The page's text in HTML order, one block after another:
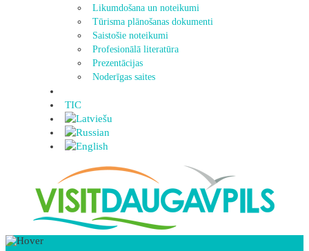
Likumdošana un noteikumi
Tūrisma plānošanas dokumenti
Saistošie noteikumi
Profesionālā literatūra
Prezentācijas
Noderīgas saites
TIC